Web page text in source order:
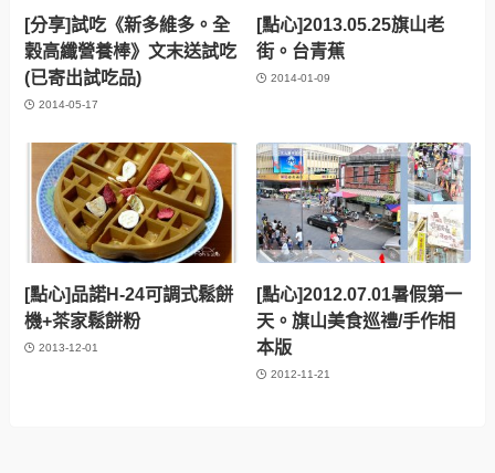
[分享]試吃《新多維多。全
穀高纖營養棒》文末送試吃
(已寄出試吃品)
2014-05-17
[點心]2013.05.25旗山老
街。台青蕉
2014-01-09
[點心]品諾H-24可調式鬆餅
機+茶家鬆餅粉
2013-12-01
[點心]2012.07.01暑假第一
天。旗山美食巡禮/手作相
本版
2012-11-21